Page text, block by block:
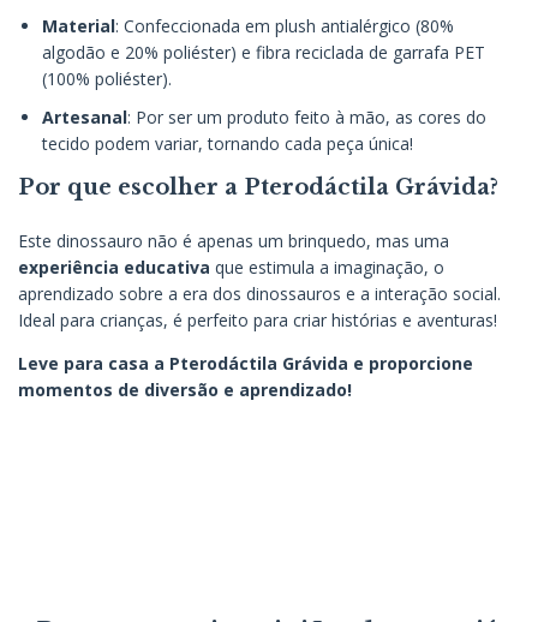
Material: Confeccionada em plush antialérgico (80%
algodão e 20% poliéster) e fibra reciclada de garrafa PET
(100% poliéster).
Artesanal: Por ser um produto feito à mão, as cores do
tecido podem variar, tornando cada peça única!
Por que escolher a Pterodáctila Grávida?
Este dinossauro não é apenas um brinquedo, mas uma
experiência educativa que estimula a imaginação, o
aprendizado sobre a era dos dinossauros e a interação social.
Ideal para crianças, é perfeito para criar histórias e aventuras!
Leve para casa a Pterodáctila Grávida e proporcione
momentos de diversão e aprendizado!